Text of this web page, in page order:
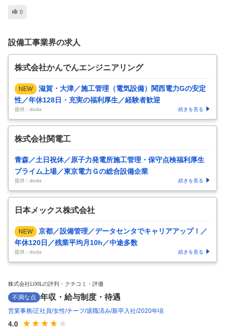
0
設備工事業界の求人
株式会社かんでんエンジニアリング
NEW
滋賀・大津／施工管理（電気設備）関西電力Gの安定
性／年休128日・充実の福利厚生／経験者歓迎
提供：doda 続きを見る
株式会社関電工
青森／土日祝休／原子力発電所施工管理・保守点検福利厚生
プライム上場／東京電力Ｇの総合設備企業
提供：doda 続きを見る
日本メックス株式会社
NEW
京都／設備管理／データセンタでキャリアアップ！／
年休120日／残業平均月10h／中途多数
提供：doda 続きを見る
株式会社LIXILの評判・クチコミ・評価
不満な点 年収・給与制度・待遇
営業事務 正社員 女性 チーフ 退職済み 新卒入社 2020年頃
4.0